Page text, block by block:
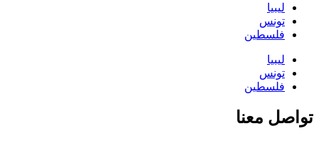
ليبيا
تونس
فلسطين
ليبيا
تونس
فلسطين
تواصل معنا